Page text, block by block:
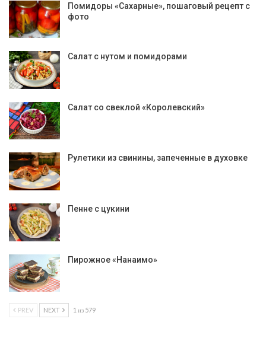
Помидоры «Сахарные», пошаговый рецепт с
фото
Салат с нутом и помидорами
Салат со свеклой «Королевский»
Рулетики из свинины, запеченные в духовке
Пенне с цукини
Пирожное «Нанаимо»
PREV NEXT 1 из 579